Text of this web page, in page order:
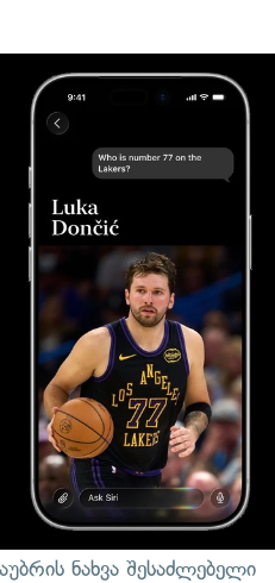
ნახვა შესაძლებელი